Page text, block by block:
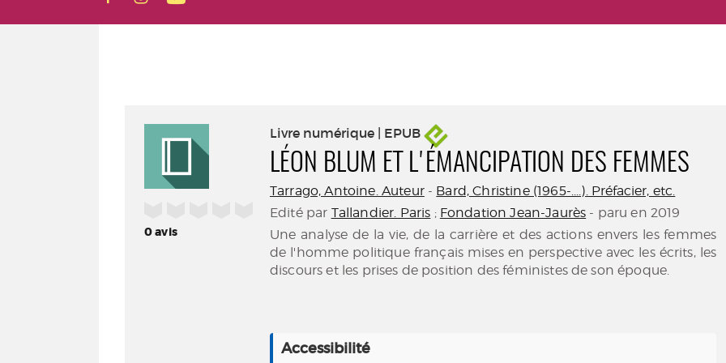
0avis
Livre numérique | EPUB
LÉON BLUM ET L'ÉMANCIPATION DES FEMMES
Tarrago, Antoine. Auteur- Bard, Christine (1965-....). Préfacier, etc.
Edité par Tallandier. Paris ; Fondation Jean-Jaurès - paru en 2019
Une analyse de la vie, de la carrière et des actions envers les femmes
de l'homme politique français mises en perspective avec les écrits, les
discours et les prises de position des féministes de son époque.
Accessibilité